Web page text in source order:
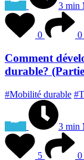
3 min
0 0
Comment
durable?
#Mobilité durable
3 min
5 0